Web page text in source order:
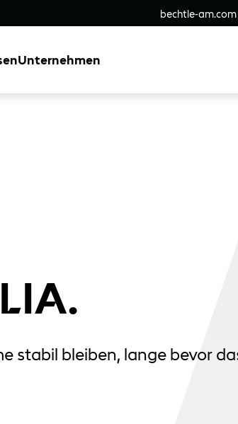
bechtle-am.com
Unternehmen
stabil bleiben, lange bevor